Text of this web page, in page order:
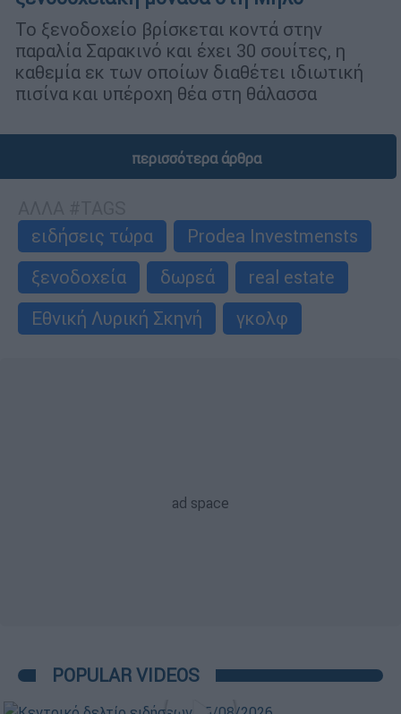
Το ξενοδοχείο βρίσκεται κοντά στην
παραλία Σαρακινό και έχει 30 σουίτες, η
καθεμία εκ των οποίων διαθέτει ιδιωτική
πισίνα και υπέροχη θέα στη θάλασσα
περισσότερα άρθρα
ειδήσεις τώρα
Prodea Investmensts
ξενοδοχεία
δωρεά
real estate
Εθνική Λυρική Σκηνή
γκολφ
POPULAR VIDEOS